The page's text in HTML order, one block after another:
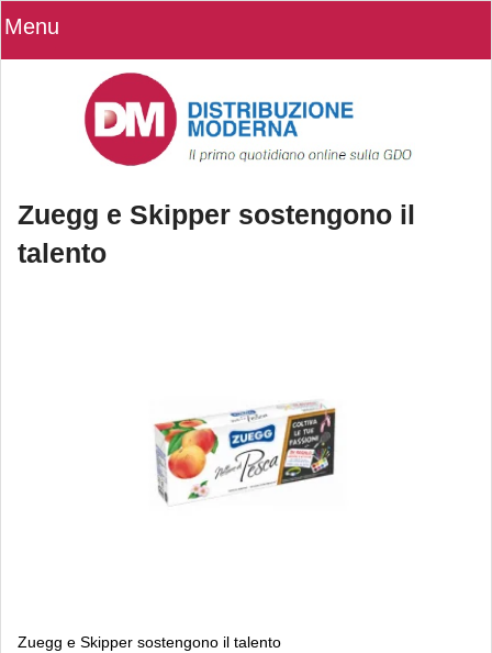
Menu
Zuegg e Skipper sostengono il
talento
Zuegg e Skipper sostengono il talento